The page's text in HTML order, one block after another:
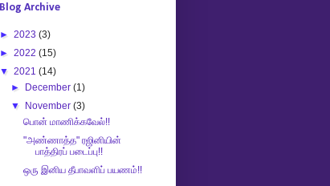
Blog Archive
► 2023 (3)
► 2022 (15)
▼ 2021 (14)
► December(1)
▼ November(3)
பொன் மாணிக்கவேல்!!
"அண்ணாத்த" ரஜினியின்
பாத்திரப் படைப்பு!!
ஒரு இனிய தீபாவளிப் பயணம்!!